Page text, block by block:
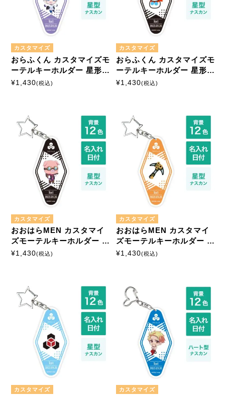
アイロンプリントシート
A5サイズ A4サイズ
ミニサイズ
はがきサイズ
カスタマイズ
モーテルキーホルダー
硬質ケース
カスタマイズ
おらふくん カスタマイズモ
ーテルキーホルダー 星形ナ
スカン
¥1,430(税込)
カスタマイズ
おらふくん カスタマイズモ
ーテルキーホルダー 星形ナ
スカン
¥1,430(税込)
カスタマイズ
おおはらMEN カスタマイ
ズモーテルキーホルダー 星
形ナスカン
¥1,430(税込)
カスタマイズ
おおはらMEN カスタマイ
ズモーテルキーホルダー 星
形ナスカン
¥1,430(税込)
カスタマイズ カスタマイズ